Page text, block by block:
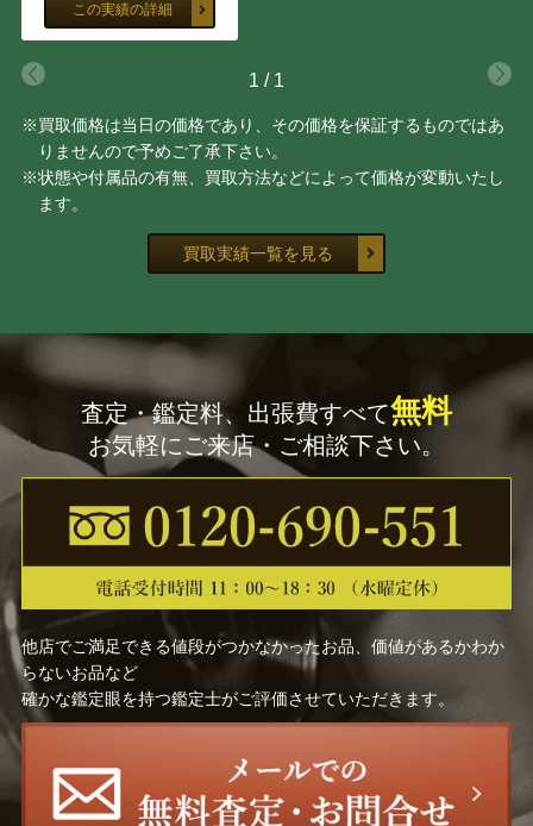
この実績の詳細
1 / 1
※買取価格は当日の価格であり、その価格を保証するものではあ
りませんので予めご了承下さい。
※状態や付属品の有無、買取方法などによって価格が変動いたし
ます。
買取実績一覧を見る
査定・鑑定料、出張費すべて無料
お気軽にご来店・ご相談下さい。
他店でご満足できる値段がつかなかったお品、価値があるかわか
らないお品など
確かな鑑定眼を持つ鑑定士がご評価させていただきます。